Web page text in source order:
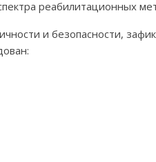
реабилитационных
и безопасности,